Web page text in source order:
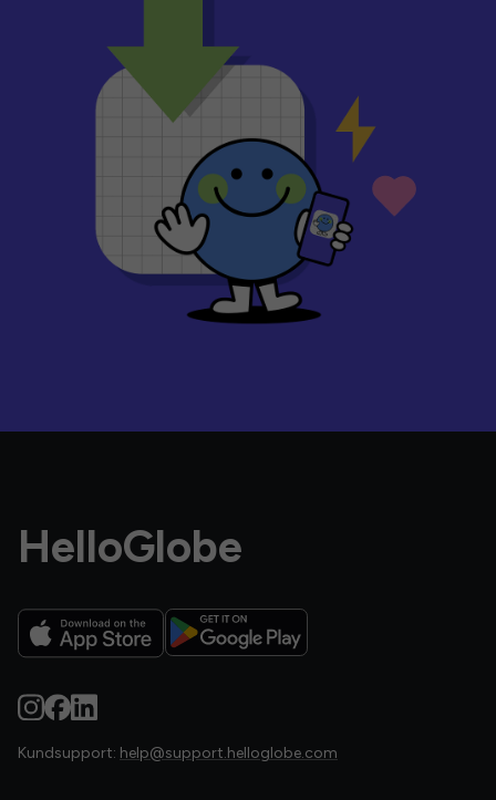
HelloGlobe
Kundsupport: help@support.helloglobe.com